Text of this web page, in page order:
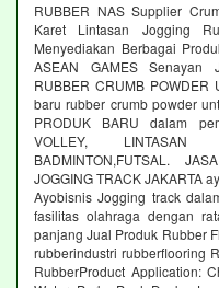
RUBBER NAS Supplier
Karet Lintasan Jogging
Menyediakan Berbagai
ASEAN GAMES Senayan
RUBBER CRUMB
baru rubber crumb powder
PRODUK BARU dalam
VOLLEY, LINTASAN
BADMINTON,FUTSAL.
JOGGING TRACK JAKARTA
Ayobisnis Jogging track
fasilitas olahraga dengan
panjang Jual Produk Rubber
rubberindustri rubberflooring
RubberProduct Application: